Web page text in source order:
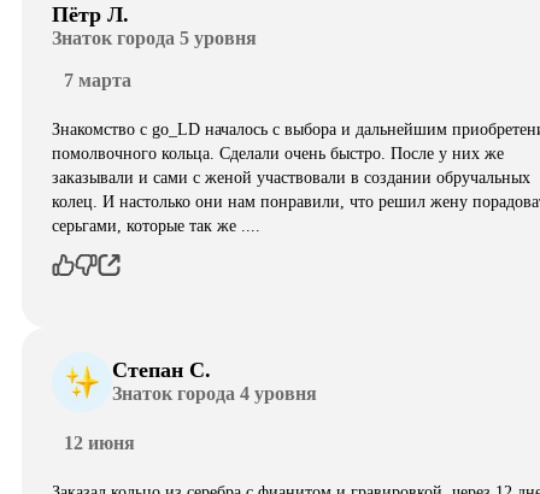
Пётр Л.
Знаток города 5 уровня
7 марта
Знакомство с go_LD началось с выбора и дальнейшим
помолвочного кольца. Сделали очень быстро. После у них же
заказывали и сами с женой участвовали в создании обручальных
колец. И настолько они нам понравили, что решил жену
серьгами, которые так же ....
Степан С.
Знаток города 4 уровня
12 июня